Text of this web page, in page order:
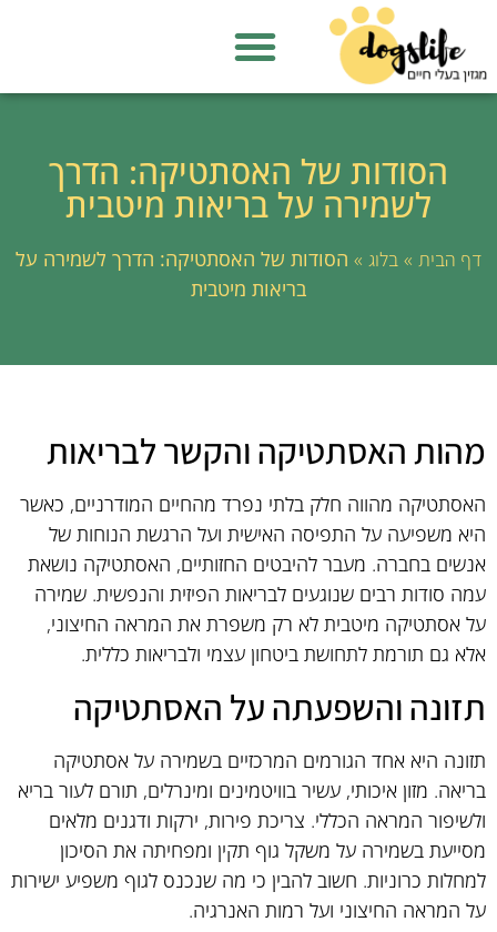
הסודות של האסתטיקה: הדרך
לשמירה על בריאות מיטבית
דף הבית »בלוג » הסודות של האסתטיקה: הדרך לשמירה על
בריאות מיטבית
מהות האסתטיקה והקשר לבריאות
האסתטיקה מהווה חלק בלתי נפרד מהחיים המודרניים, כאשר
היא משפיעה על התפיסה האישית ועל הרגשת הנוחות של
אנשים בחברה. מעבר להיבטים החזותיים, האסתטיקה נושאת
עמה סודות רבים שנוגעים לבריאות הפיזית והנפשית. שמירה
על אסתטיקה מיטבית לא רק משפרת את המראה החיצוני,
אלא גם תורמת לתחושת ביטחון עצמי ולבריאות כללית.
תזונה והשפעתה על האסתטיקה
תזונה היא אחד הגורמים המרכזיים בשמירה על אסתטיקה
בריאה. מזון איכותי, עשיר בוויטמינים ומינרלים, תורם לעור בריא
ולשיפור המראה הכללי. צריכת פירות, ירקות ודגנים מלאים
מסייעת בשמירה על משקל גוף תקין ומפחיתה את הסיכון
למחלות כרוניות. חשוב להבין כי מה שנכנס לגוף משפיע ישירות
על המראה החיצוני ועל רמות האנרגיה.